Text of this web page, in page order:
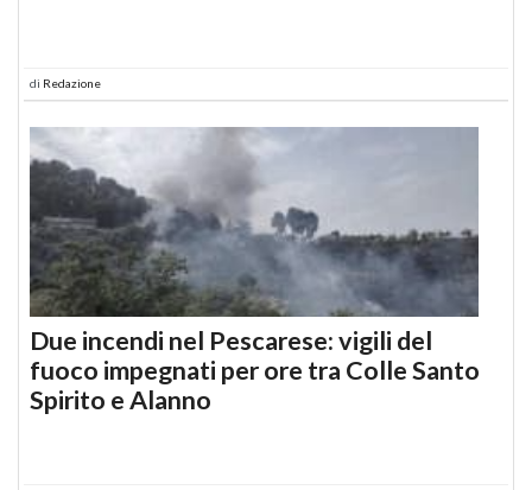
di Redazione
Due incendi nel Pescarese: vigili del
fuoco impegnati per ore tra Colle Santo
Spirito e Alanno